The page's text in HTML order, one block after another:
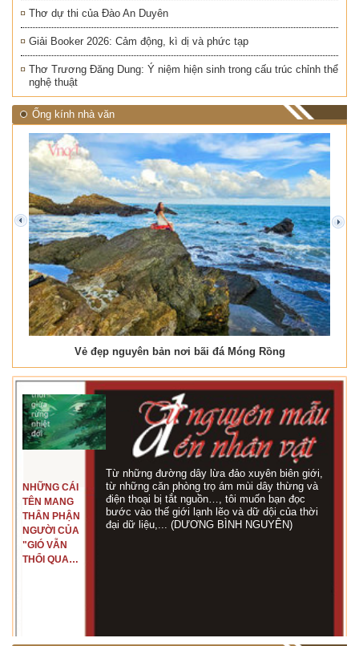
Thơ dự thi của Đào An Duyên
Giải Booker 2026: Cảm động, kì dị và phức tạp
Thơ Trương Đăng Dung: Ý niệm hiện sinh trong cấu trúc chỉnh thể
nghệ thuật
Ống kính nhà văn
Vẻ đẹp nguyên bản nơi bãi đá Móng Rồng
prev next
NHỮNG CÁI
TÊN MANG
THÂN PHẬN
NGƯỜI CỦA
"GIÓ VẪN
THỔI QUA
Từ những đường dây lừa đảo xuyên biên giới,
từ những căn phòng trọ ám mùi dây thừng và
điện thoại bị tắt nguồn…, tôi muốn bạn đọc
bước vào thế giới lạnh lẽo và dữ dội của thời
đại dữ liệu,... (DƯƠNG BÌNH NGUYÊN)